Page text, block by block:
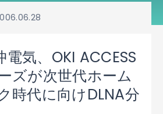
電気、OKI ACCESS
ズが次世代ホーム
時代に向けDLNA分